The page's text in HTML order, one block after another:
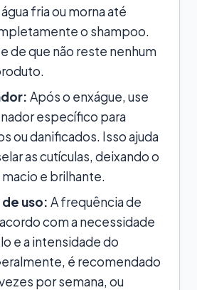
fria ou morna até
o shampoo.
de que não reste nenhum
Após o enxágue, use
específico para
ou danificados. Isso ajuda
as cutículas, deixando o
e brilhante.
uso: A frequência de
com a necessidade
e a intensidade do
é recomendado
vezes por semana, ou